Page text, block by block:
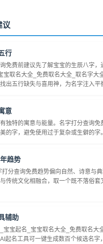
议
行
免费前建议先了解宝宝的生辰八字，
宝取名大全_免费取名大全_取名字大
出五行缺失与喜用神，为名字注入平
意
独特的寓意与能量。名字打分查询免
的字，避免使用过于复杂或生僻的字。
趋势
分查询免费趋势偏向自然、诗意与
传统文化相融合，取一个既不落俗套
辅助
宝宝起名_宝宝取名大全_免费取名大
起名工具可一键生成数百个候选名字